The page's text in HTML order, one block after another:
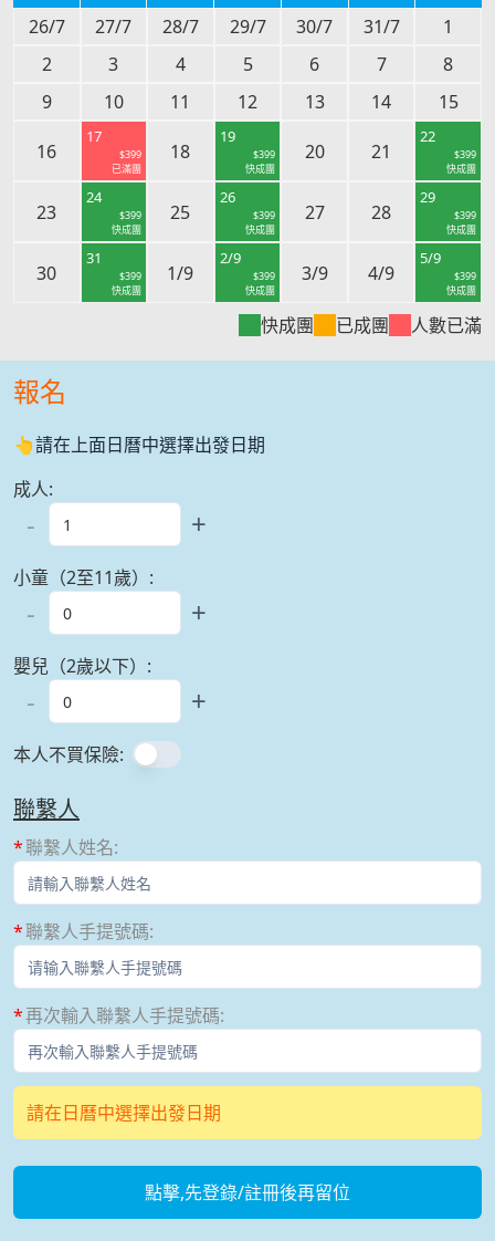
26/7 27/7 28/7 29/7 30/7 31/7
1
2
3 4 5 6 7
8
9
10 11 12 13 14 15
16
17
$399
已滿團
18
19
$399
快成團
20 21
22
$399
快成團
23
24
$399
快成團
25
26
$399
快成團
27 28
29
$399
快成團
30
31
$399
快成團
1/9
2/9
$399
快成團
3/9 4/9
5/9
$399
快成團
快成團 已成團 人數已滿
報名
👆請在上面日曆中選擇出發日期
成人:
- +
小童（2至11歲） :
- +
嬰兒（2歲以下） :
- +
本人不買保險:
聯繫人
聯繫人姓名:
聯繫人手提號碼:
再次輸入聯繫人手提號碼:
請在日曆中選擇出發日期
點擊,先登錄/註冊後再留位